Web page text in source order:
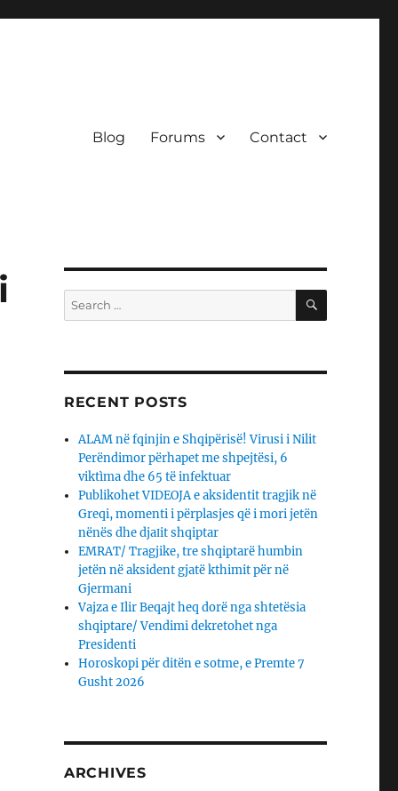
Blog Forums Contact
Search
for:
SEARCH
RECENT POSTS
ALAM në fqinjin e Shqipërisë! Virusi i Nilit
Perëndimor përhapet me shpejtësi, 6
viktìma dhe 65 të infektuar
Publikohet VIDEOJA e aksidentit tragjik në
Greqi, momenti i përplasjes që i mori jetën
nënës dhe djaΙit shqiptar
EMRAT/ Tragjike, tre shqiptarë humbin
jetën në aksident gjatë kthimit për në
Gjermani
Vajza e Ilir Beqajt heq dorë nga shtetësia
shqiptare/ Vendimi dekretohet nga
Presidenti
Horoskopi për ditën e sotme, e Premte 7
Gusht 2026
ARCHIVES